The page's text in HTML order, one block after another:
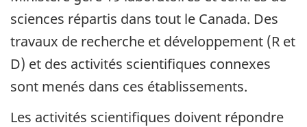
sciences répartis dans tout le Canada. Des
travaux de recherche et développement (R et
D) et des activités scientifiques connexes
sont menés dans ces établissements.
Les activités scientifiques doivent répondre